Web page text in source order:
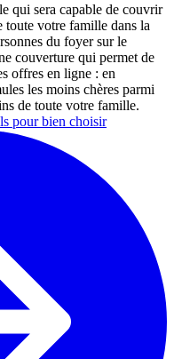
qui sera capable de couvrir
toute votre famille dans la
du foyer sur le
couverture qui permet de
offres en ligne : en
les moins chères parmi
de toute votre famille.
pour bien choisir